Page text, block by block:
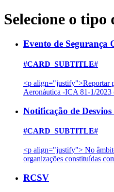
Selecione o tipo
Evento de Segurança
#CARD_SUBTITLE#
<p align="justify">Reportar
Aeronáutica -ICA 81-1/
Notificação de
#CARD_SUBTITLE#
<p align="justify"> No
organizações constituídas
RCSV